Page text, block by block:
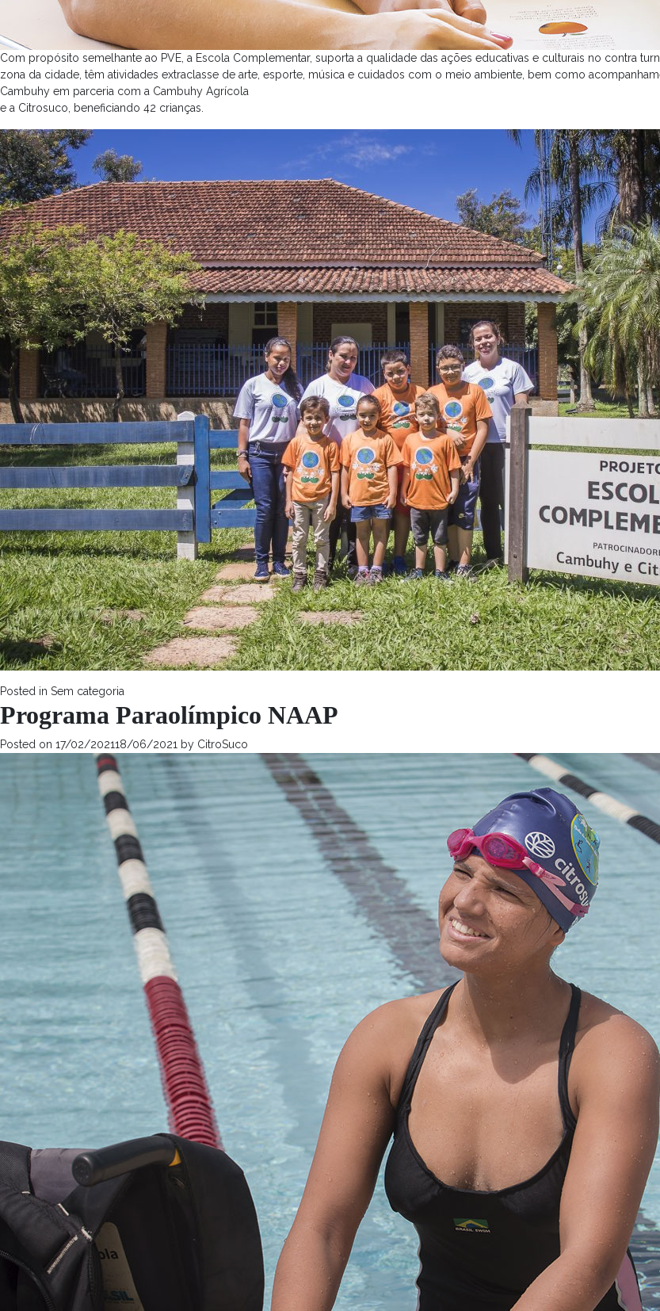
Com propósito semelhante ao PVE, a Escola Complementar, suporta a qualidade das ações educativas e culturais no contra
zona da cidade, têm atividades extraclasse de arte, esporte, música e cuidados com o meio ambiente, bem como
Cambuhy em parceria com a Cambuhy Agrícola
e a Citrosuco, beneficiando 42 crianças.
Posted in Sem categoria
Programa Paraolímpico NAAP
Posted on 17/02/202118/06/2021 by CitroSuco